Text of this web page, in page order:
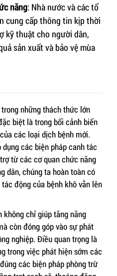
năng: Nhà nước và các tổ
cung cấp thông tin kịp thời
kỹ thuật cho người dân,
sản xuất và bảo vệ mùa
những thách thức lớn
biệt là trong bối cảnh biến
các loại dịch bệnh mới.
các biện pháp canh tác
từ các cơ quan chức năng
dân, chúng ta hoàn toàn có
động của bệnh khô vằn lên
không chỉ giúp tăng năng
còn đóng góp vào sự phát
nghiệp. Điều quan trọng là
trong việc phát hiện sớm các
các biện pháp phòng trừ